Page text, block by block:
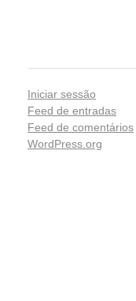
Iniciar sessão
Feed de entradas
Feed de comentários
WordPress.org